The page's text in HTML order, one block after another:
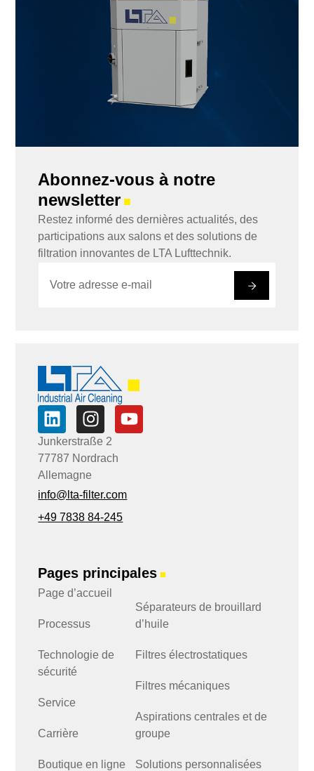
Abonnez-vous à notre
newsletter ■
Restez informé des dernières actualités, des
participations aux salons et des solutions de
filtration innovantes de LTA Lufttechnik.
m
l
#
Junkerstraße 2
77787 Nordrach
Allemagne
info@lta-filter.com
+49 7838 84-245
Pages principales ■
Page d’accueil
Processus
Technologie de
sécurité
Service
Carrière
Boutique en ligne
Séparateurs de brouillard
d’huile
Filtres électrostatiques
Filtres mécaniques
Aspirations centrales et de
groupe
Solutions personnalisées